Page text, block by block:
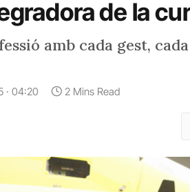
de la
amb cada gest,
· 04:20 2 Mins Read